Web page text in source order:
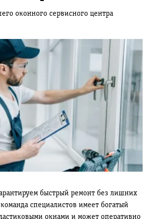
оконного сервисного центра
быстрый ремонт без лишних
специалистов имеет богатый
окнами и может оперативно